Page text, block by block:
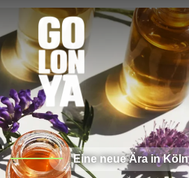
Eine neue Ära in Köln